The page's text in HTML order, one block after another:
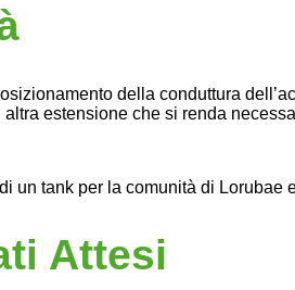
della conduttura
estensione che si renda
un tank per la comunità di Lorubae
Attesi